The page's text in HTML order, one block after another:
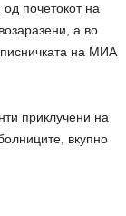
почетокот на
а во
на МИА
приклучени на
вкупно